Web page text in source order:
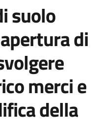
suolo
di
merci e
della